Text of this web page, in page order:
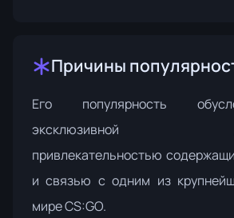
Причины
Его популярность
эксклюзивной
привлекательностью
и связью с одним из
мире CS:GO.